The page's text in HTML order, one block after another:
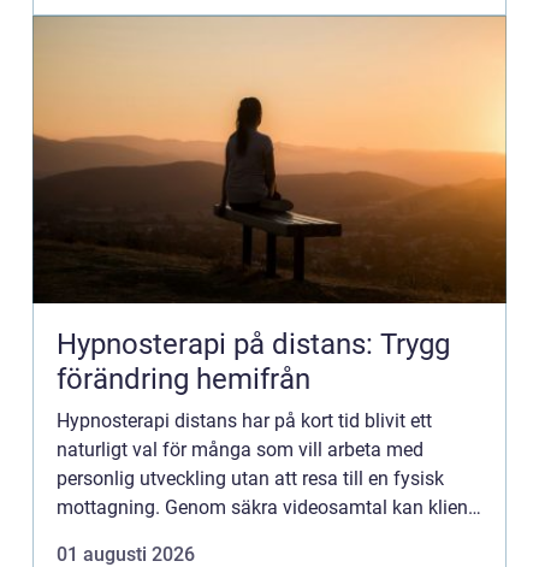
Hypnosterapi på distans: Trygg
förändring hemifrån
Hypnosterapi distans har på kort tid blivit ett
naturligt val för många som vill arbeta med
personlig utveckling utan att resa till en fysisk
mottagning. Genom säkra videosamtal kan klient
01 augusti 2026